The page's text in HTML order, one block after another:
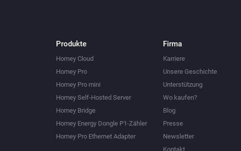
Produkte
Homey Cloud
Homey Pro
Homey Pro mini
Homey Self-Hosted Server
Homey Bridge
Homey Energy Dongle P1-Zähler
Homey Pro Ethernet Adapter
Firma
Karriere
Unsere Geschichte
Unterstützung
Wo kaufen?
Blog
Presse
Newsletter
Kontakt